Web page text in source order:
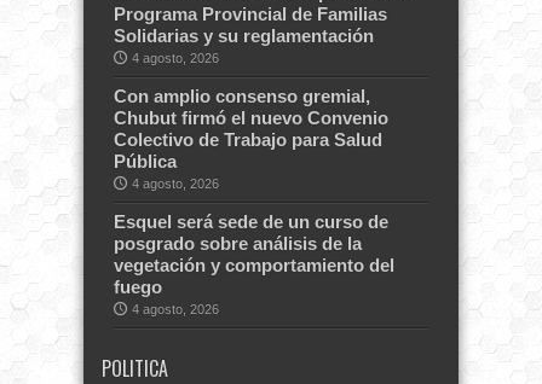
Programa Provincial de Familias
Solidarias y su reglamentación
4 agosto, 2026
Con amplio consenso gremial,
Chubut firmó el nuevo Convenio
Colectivo de Trabajo para Salud
Pública
4 agosto, 2026
Esquel será sede de un curso de
posgrado sobre análisis de la
vegetación y comportamiento del
fuego
4 agosto, 2026
POLITICA